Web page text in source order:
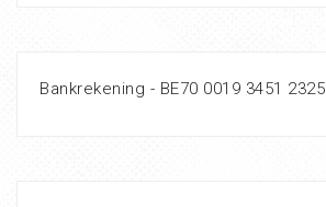
Bankrekening - BE70 0019 3451 2325